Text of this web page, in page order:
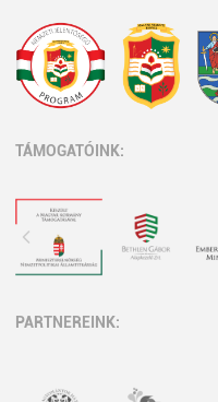
TÁMOGATÓINK:
PARTNEREINK: